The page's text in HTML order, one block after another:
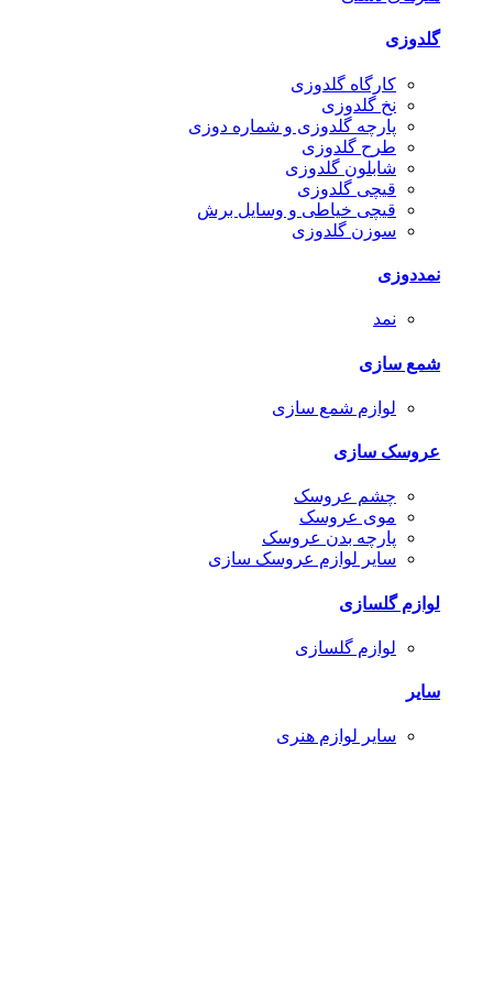
گلدوزی
کارگاه گلدوزی
نخ گلدوزی
پارچه گلدوزی و شماره دوزی
طرح گلدوزی
شابلون گلدوزی
قیچی گلدوزی
قیچی خیاطی و وسایل برش
سوزن گلدوزی
نمددوزی
نمد
شمع سازی
لوازم شمع سازی
عروسک سازی
چشم عروسک
موی عروسک
پارچه بدن عروسک
سایر لوازم عروسک سازی
لوازم گلسازی
لوازم گلسازی
سایر
سایر لوازم هنری